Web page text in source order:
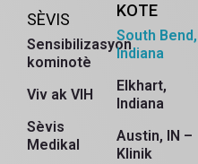
SÈVIS
Sensibilizasyon
kominotè
Viv ak VIH
Sèvis
Medikal
KOTE
South Bend,
Indiana
Elkhart,
Indiana
Austin, IN –
Klinik